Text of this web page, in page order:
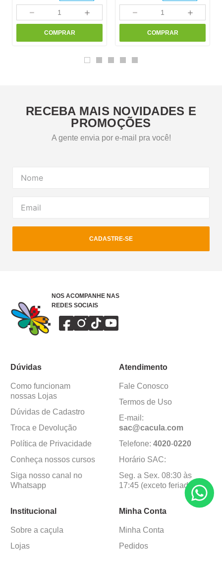
＋
－
COMPRAR
＋
－
COMPRAR
RECEBA MAIS NOVIDADES E
PROMOÇÕES
A gente envia por e-mail pra você!
CADASTRE-SE
NOS ACOMPANHE NAS
REDES SOCIAIS
Dúvidas
Como funcionam
nossas Lojas
Dúvidas de Cadastro
Troca e Devolução
Política de Privacidade
Conheça nossos cursos
Siga nosso canal no
Whatsapp
Atendimento
Fale Conosco
Termos de Uso
E-mail:
sac@cacula.com
Telefone: 4020-0220
Horário SAC:
Seg. a Sex. 08:30 às
17:45 (exceto feriados)
Institucional
Sobre a caçula
Lojas
Minha Conta
Minha Conta
Pedidos